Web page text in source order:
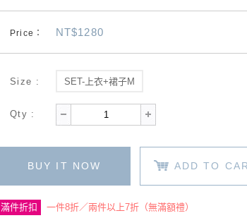
Price： NT$1280
Size : SET-上衣+裙子M
Qty :
BUY IT NOW ADD TO
滿件折扣 一件8折／兩件以上7折（無滿額禮）